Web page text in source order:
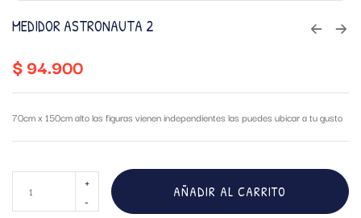
MEDIDOR ASTRONAUTA 2
$94.900
70cm x 150cm alto las figuras vienen independientes las puedes ubicar a tu gusto
AÑADIR AL CARRITO